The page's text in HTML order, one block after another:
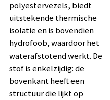
polyestervezels, biedt
uitstekende thermische
isolatie en is bovendien
hydrofoob, waardoor het
waterafstotend werkt. De
stof is enkelzijdig: de
bovenkant heeft een
structuur die lijkt op